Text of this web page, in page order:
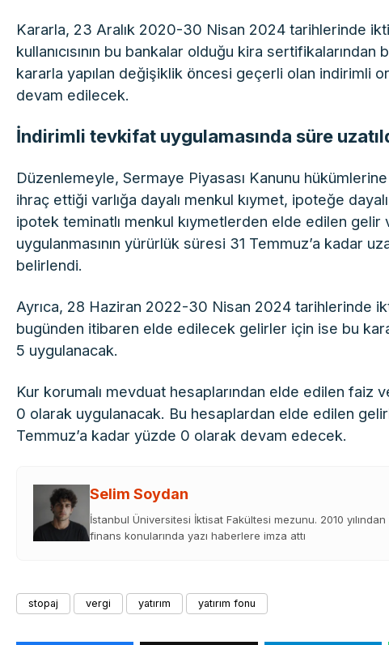
Kararla, 23 Aralık 2020-30 Nisan 2024 tarihlerinde
kullanıcısının bu bankalar olduğu kira
kararla yapılan değişiklik öncesi geçerli olan indirimli
devam edilecek.
İndirimli tevkifat uygulamasında süre
Düzenlemeyle, Sermaye Piyasası Kanunu
ihraç ettiği varlığa dayalı menkul kıymet, ipoteğe
ipotek teminatlı menkul kıymetlerden elde edilen
uygulanmasının yürürlük süresi 31 Temmuz’a kadar
belirlendi.
Ayrıca, 28 Haziran 2022-30 Nisan 2024 tarihlerinde
bugünden itibaren elde edilecek gelirler için ise bu
5 uygulanacak.
Kur korumalı mevduat hesaplarından elde edilen faiz
0 olarak uygulanacak. Bu hesaplardan elde edilen
Temmuz’a kadar yüzde 0 olarak devam edecek.
Selim Soydan
İstanbul Üniversitesi İktisat Fakültesi mezunu. 2010
finans konularında yazı haberlere imza attı
stopaj vergi yatırım yatırım fonu